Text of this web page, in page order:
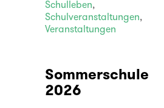
Schulleben,
Schulveranstaltungen,
Veranstaltungen
Sommerschule
2026